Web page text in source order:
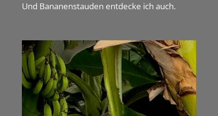
Und Bananenstauden entdecke ich auch.